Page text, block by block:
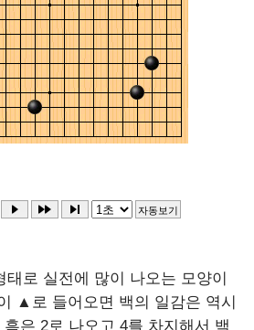
로 실전에 많이 나오는 모양이
▲로 들어오면 백의 일감은 역시
은 2로 나오고 4를 차지해서 백